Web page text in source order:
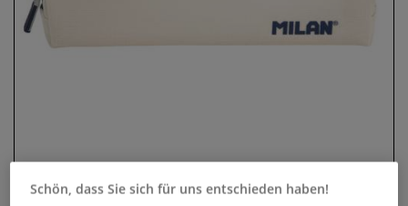
Schön, dass Sie sich für uns entschieden haben!